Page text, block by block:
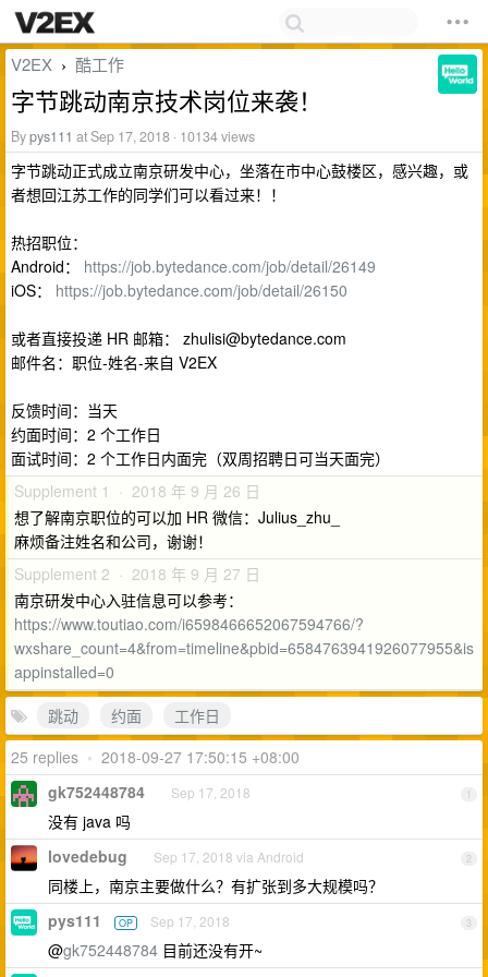
V2EX › 酷工作
字节跳动南京技术岗位来袭！
Bypys111 at Sep 17, 2018 · 10134 views
字节跳动正式成立南京研发中心，坐落在市中心鼓楼区，感兴趣，或
者想回江苏工作的同学们可以看过来！！
热招职位：
Android： https://job.bytedance.com/job/detail/26149
iOS： https://job.bytedance.com/job/detail/26150
或者直接投递 HR 邮箱： zhulisi@bytedance.com
邮件名：职位-姓名-来自 V2EX
反馈时间：当天
约面时间：2 个工作日
面试时间：2 个工作日内面完（双周招聘日可当天面完）
Supplement 1 · 2018 年 9 月 26 日
想了解南京职位的可以加 HR 微信：Julius_zhu_
麻烦备注姓名和公司，谢谢！
Supplement 2 · 2018 年 9 月 27 日
南京研发中心入驻信息可以参考：
https://www.toutiao.com/i6598466652067594766/?
wxshare_count=4&from=timeline&pbid=6584763941926077955&is
appinstalled=0
跳动
约面
工作日
25 replies • 2018-09-27 17:50:15 +08:00
1
gk752448784 Sep 17, 2018
没有 java 吗
2
lovedebug Sep 17, 2018 via Android
同楼上，南京主要做什么？有扩张到多大规模吗？
3
pys111 OP Sep 17, 2018
@gk752448784 目前还没有开~